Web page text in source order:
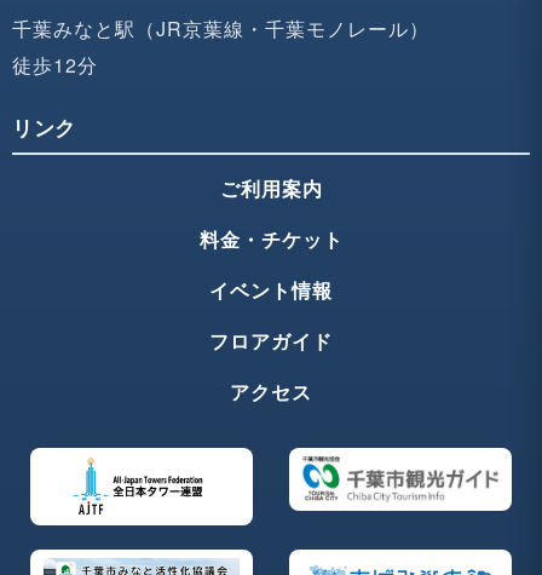
千葉みなと駅（JR京葉線・千葉モノレール）
徒歩12分
リンク
ご利用案内
料金・チケット
イベント情報
フロアガイド
アクセス